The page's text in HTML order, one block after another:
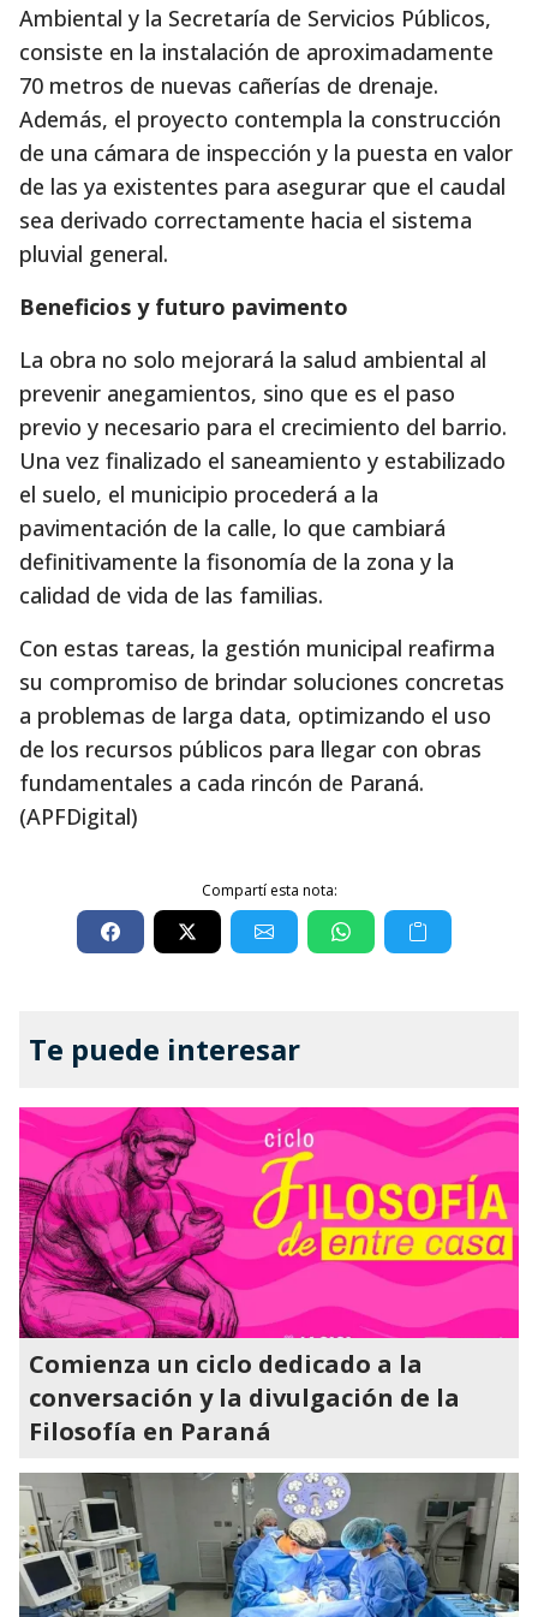
Ambiental y la Secretaría de Servicios Públicos,
consiste en la instalación de aproximadamente
70 metros de nuevas cañerías de drenaje.
Además, el proyecto contempla la construcción
de una cámara de inspección y la puesta en valor
de las ya existentes para asegurar que el caudal
sea derivado correctamente hacia el sistema
pluvial general.
Beneficios y futuro pavimento
La obra no solo mejorará la salud ambiental al
prevenir anegamientos, sino que es el paso
previo y necesario para el crecimiento del barrio.
Una vez finalizado el saneamiento y estabilizado
el suelo, el municipio procederá a la
pavimentación de la calle, lo que cambiará
definitivamente la fisonomía de la zona y la
calidad de vida de las familias.
Con estas tareas, la gestión municipal reafirma
su compromiso de brindar soluciones concretas
a problemas de larga data, optimizando el uso
de los recursos públicos para llegar con obras
fundamentales a cada rincón de Paraná.
(APFDigital)
Compartí esta nota:
Te puede interesar
Comienza un ciclo dedicado a la
conversación y la divulgación de la
Filosofía en Paraná